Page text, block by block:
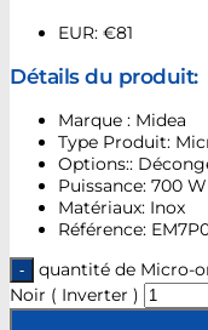
EUR: €81
Détails du produit:
Marque : Midea
Type Produit:
Options::
Puissance: 700 W
Matériaux: Inox
Référence:
quantité de Micro-
Noir ( Inverter )